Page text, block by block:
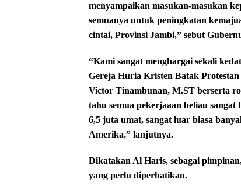
menyampaikan masukan-masukan
semuanya untuk peningkatan
cintai, Provinsi Jambi,” sebut
“Kami sangat menghargai sekali
Gereja Huria Kristen Batak
Victor Tinambunan, M.ST berserta
tahu semua pekerjaaan beliau
6,5 juta umat, sangat luar biasa
Amerika,” lanjutnya.
Dikatakan Al Haris, sebagai
yang perlu diperhatikan.